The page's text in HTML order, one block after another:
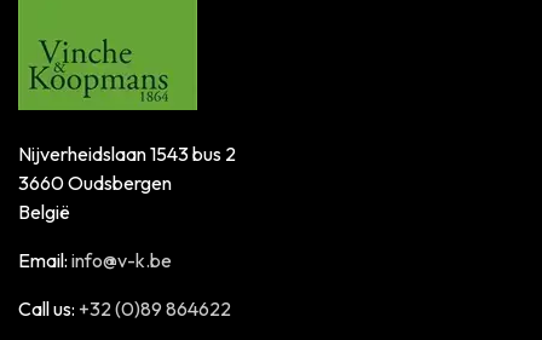
Nijverheidslaan 1543 bus 2
3660 Oudsbergen
België
Email: info@v-k.be
Call us: +32 (0)89 864622